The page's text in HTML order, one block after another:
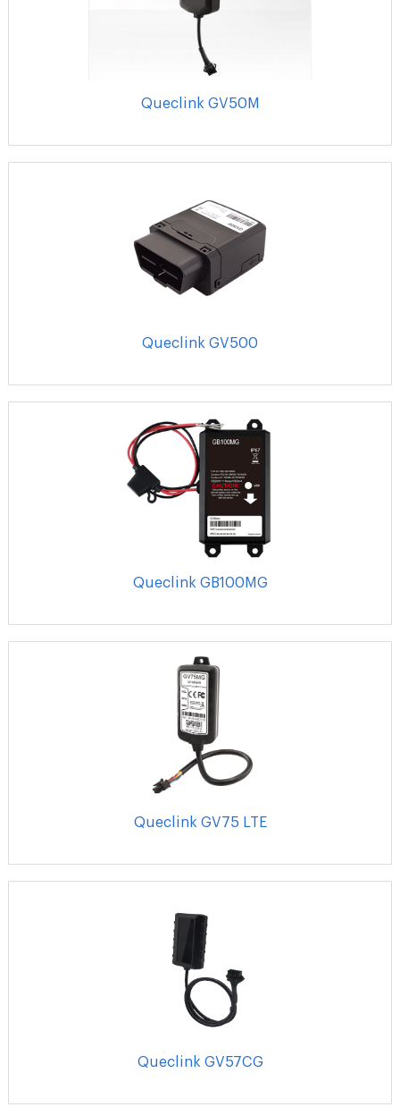
Queclink GV50M
Queclink GV500
Queclink GB100MG
Queclink GV75 LTE
Queclink GV57CG